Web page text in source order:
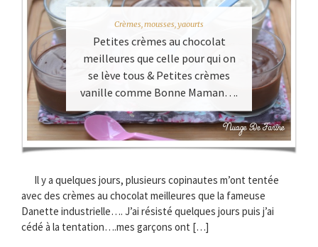
Crèmes, mousses, yaourts
Petites crèmes au chocolat
meilleures que celle pour qui on
se lève tous & Petites crèmes
vanille comme Bonne Maman….
Il y a quelques jours, plusieurs copinautes m’ont tentée
avec des crèmes au chocolat meilleures que la fameuse
Danette industrielle…. J’ai résisté quelques jours puis j’ai
cédé à la tentation….mes garçons ont […]